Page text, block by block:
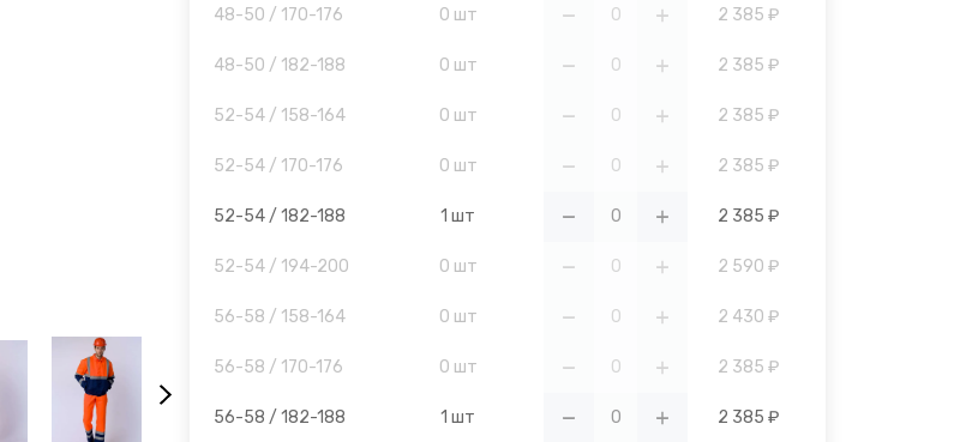
48-50 / 170-176 0 шт 2 385 ₽
48-50 / 182-188 0 шт 2 385 ₽
52-54 / 158-164 0 шт 2 385 ₽
52-54 / 170-176 0 шт 2 385 ₽
52-54 / 182-188 1 шт 2 385 ₽
52-54 / 194-200 0 шт 2 590 ₽
56-58 / 158-164 0 шт 2 430 ₽
56-58 / 170-176 0 шт 2 385 ₽
56-58 / 182-188 1 шт 2 385 ₽